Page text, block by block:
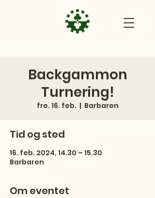
Backgammon
Turnering!
fre. 16. feb.
  |
Barbaren
Tid og sted
16. feb. 2024, 14.30 – 15.30
Barbaren
Om eventet